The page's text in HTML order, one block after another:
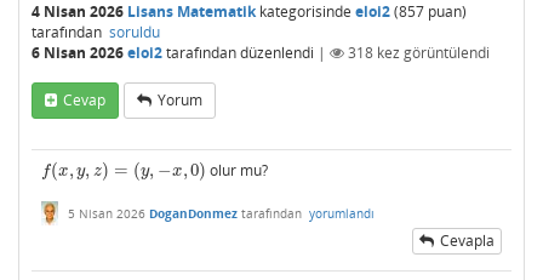
4 Nisan 2026 Lisans Matematikkategorisinde eloi2(857 puan)
tarafından soruldu
6 Nisan 2026eloi2tarafındandüzenlendi | 318 kez görüntülendi
Cevap Yorum
f(x, y, z) = (y, −x,0)
f(x,y,z)= (y, −x, 0) olur mu?
5 Nisan 2026 DoganDonmez tarafından yorumlandı
Cevapla